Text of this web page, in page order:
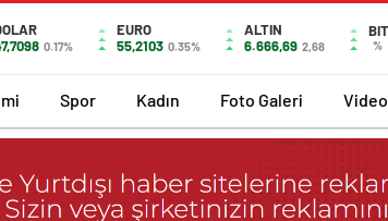
0.17%
EURO
55,2103 0.35%
ALTIN
6.666,69 2,68 %
Spor Kadın Foto Galeri